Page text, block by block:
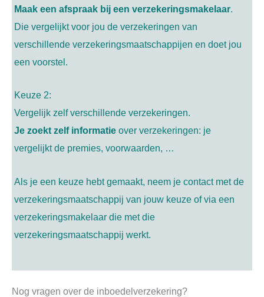
Maak een afspraak bij een verzekeringsmakelaar.
Die vergelijkt voor jou de verzekeringen van
verschillende verzekeringsmaatschappijen en doet jou
een voorstel.
Keuze 2:
Vergelijk zelf verschillende verzekeringen.
Je zoekt zelf informatie over verzekeringen: je
vergelijkt de premies, voorwaarden, …
Als je een keuze hebt gemaakt, neem je contact met de
verzekeringsmaatschappij van jouw keuze of via een
verzekeringsmakelaar die met die
verzekeringsmaatschappij werkt.
Nog vragen over de inboedelverzekering?